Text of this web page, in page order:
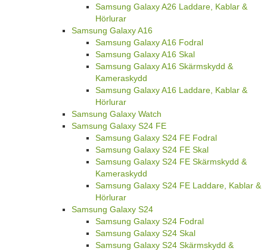
Samsung Galaxy A26 Laddare, Kablar &
Hörlurar
Samsung Galaxy A16
Samsung Galaxy A16 Fodral
Samsung Galaxy A16 Skal
Samsung Galaxy A16 Skärmskydd &
Kameraskydd
Samsung Galaxy A16 Laddare, Kablar &
Hörlurar
Samsung Galaxy Watch
Samsung Galaxy S24 FE
Samsung Galaxy S24 FE Fodral
Samsung Galaxy S24 FE Skal
Samsung Galaxy S24 FE Skärmskydd &
Kameraskydd
Samsung Galaxy S24 FE Laddare, Kablar &
Hörlurar
Samsung Galaxy S24
Samsung Galaxy S24 Fodral
Samsung Galaxy S24 Skal
Samsung Galaxy S24 Skärmskydd &